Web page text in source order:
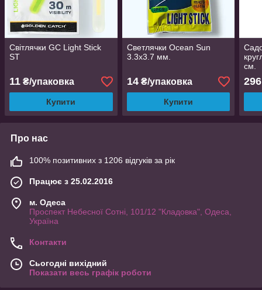
Світлячки GC Light Stick
ST
11 ₴/упаковка
Купити
Светлячки Ocean Sun
3.3х3.7 мм.
14₴/упаковка
Купити
см.
296
Про нас
100% позитивних з 1206 відгуків за рік
Працює з 25.02.2016
м. Одеса
Проспект Небесної Сотні, 101/12 "Кладовка", Одеса,
Україна
Контакти
Сьогодні вихідний
Показати весь графік роботи